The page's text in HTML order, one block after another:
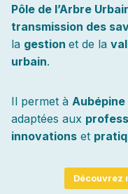
Pôle de l’Arbre
transmission des
la gestion et de la
urbain.
Il permet à Aubépine
adaptées aux
innovations et
Découvrez